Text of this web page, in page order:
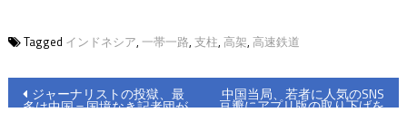
Tagged インドネシア, 一帯一路, 支柱, 高架, 高速鉄道
投ジャーナリストの投獄、最
多は中国＝国境なき記者団が
中国当局、若者に人気のSNS
豆瓣にアプリ版の取り下げを